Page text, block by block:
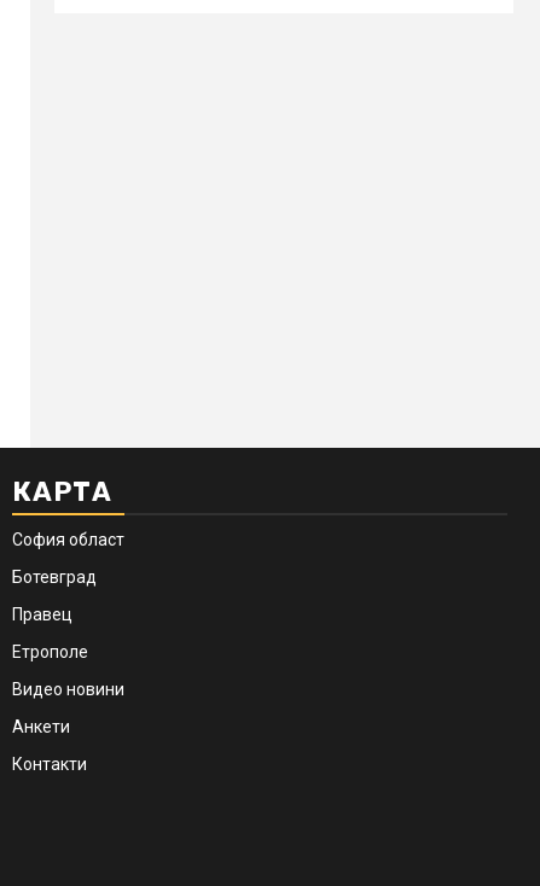
КАРТА
София област
Ботевград
Правец
Етрополе
Видео новини
Анкети
Контакти